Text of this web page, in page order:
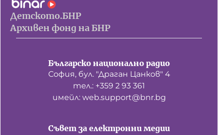
Детското.БНР
Архивен фонд на БНР
Българско национално радио
София, бул. "Драган Цанков" 4
тел.: +359 2 93 361
имейл: web.support@bnr.bg
Съвет за електронни медии